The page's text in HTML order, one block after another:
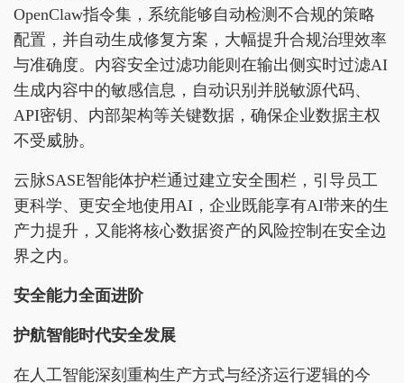
OpenClaw指令集，系统能够自动检测不合规的策略
配置，并自动生成修复方案，大幅提升合规治理效率
与准确度。内容安全过滤功能则在输出侧实时过滤AI
生成内容中的敏感信息，自动识别并脱敏源代码、
API密钥、内部架构等关键数据，确保企业数据主权
不受威胁。
云脉SASE智能体护栏通过建立安全围栏，引导员工
更科学、更安全地使用AI，企业既能享有AI带来的生
产力提升，又能将核心数据资产的风险控制在安全边
界之内。
安全能力全面进阶
护航智能时代安全发展
在人工智能深刻重构生产方式与经济运行逻辑的今